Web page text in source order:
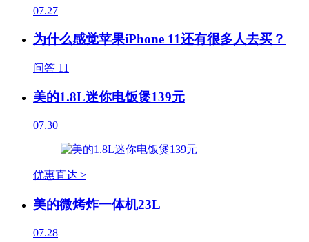
07.27
为什么感觉苹果iPhone 11还有很多人去买？
问答 11
美的1.8L迷你电饭煲139元
07.30
优惠直达 >
美的微烤炸一体机23L
07.28